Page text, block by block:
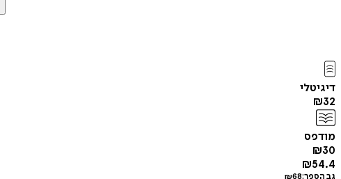
דיגיטלי
₪32
מודפס
₪30
₪54.4
גב הספר: ₪68